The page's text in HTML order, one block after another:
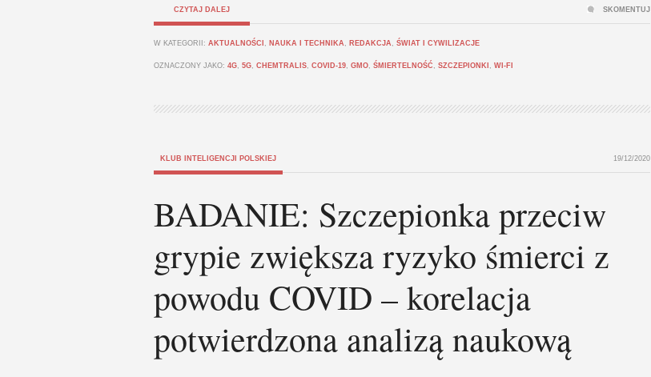
CZYTAJ DALEJ
W KATEGORII: AKTUALNOŚCI , NAUKA I TECHNIKA , REDAKCJA , ŚWIAT I CYWILIZACJE
OZNACZONY JAKO: 4G, 5G, CHEMTRALIS, COVID-19, GMO, ŚMIERTELNOŚĆ , SZCZEPIONKI , WI-FI
SKOMENTUJ
KLUB INTELIGENCJI POLSKIEJ 19/12/2020
BADANIE: Szczepionka przeciw
grypie zwiększa ryzyko śmierci z
powodu COVID – korelacja
potwierdzona analizą naukową